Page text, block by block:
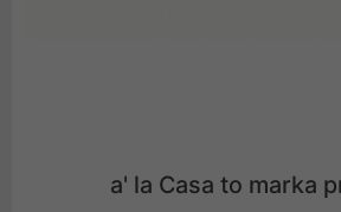
a' la Casa to marka